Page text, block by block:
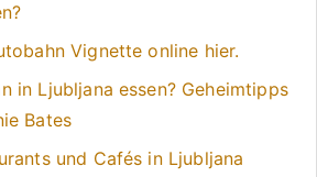
Vignette online hier.
in Ljubljana essen? Geheimtipps
Bates
und Cafés in Ljubljana